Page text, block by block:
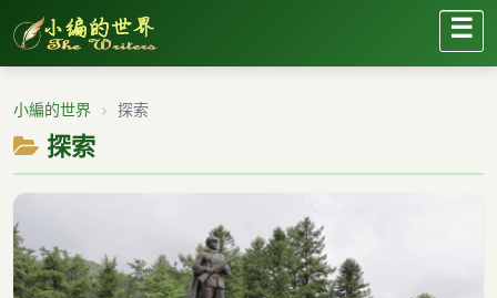
☰
小編的世界 探索
探索